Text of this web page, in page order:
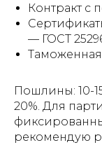
Контракт с
— ГОСТ
Пошлины: 10-
20%. Для
рекомендую